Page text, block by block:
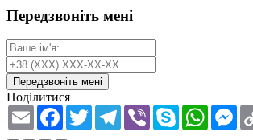
Передзвоніть мені
Передзвоніть мені
Поділитися
Email Facebook
TwitterTelegram
Viber Skype